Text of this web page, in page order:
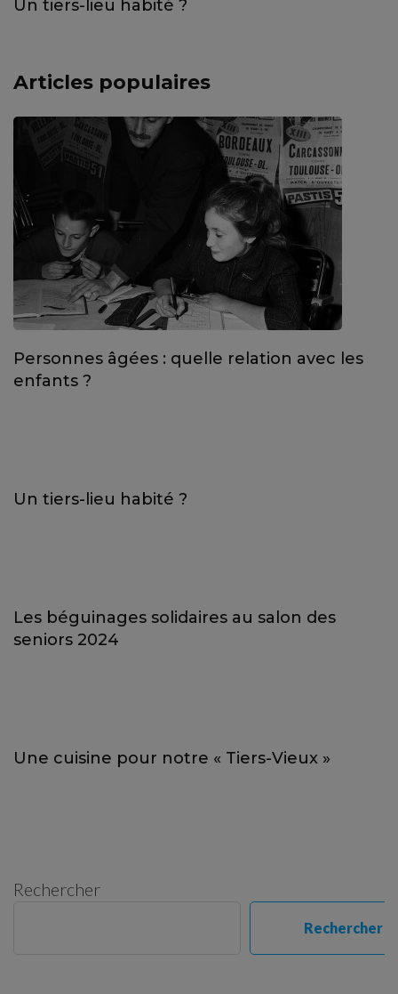
Un tiers-lieu habité ?
Articles populaires
Personnes âgées : quelle relation avec les
enfants ?
Un tiers-lieu habité ?
Les béguinages solidaires au salon des
seniors 2024
Une cuisine pour notre « Tiers-Vieux »
Rechercher
Rechercher